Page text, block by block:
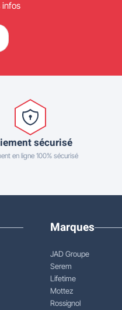
infos
sécurisé
en ligne 100% sécurisé
Marques
JAD Groupe
Serem
Lifetime
Mottez
Rossignol